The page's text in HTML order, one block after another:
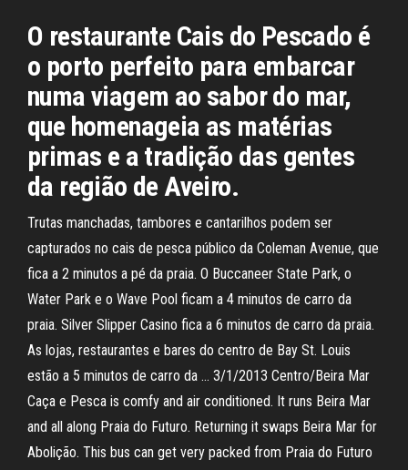
O restaurante Cais do Pescado é
o porto perfeito para embarcar
numa viagem ao sabor do mar,
que homenageia as matérias
primas e a tradição das gentes
da região de Aveiro.
Trutas manchadas, tambores e cantarilhos podem ser
capturados no cais de pesca público da Coleman Avenue, que
fica a 2 minutos a pé da praia. O Buccaneer State Park, o
Water Park e o Wave Pool ficam a 4 minutos de carro da
praia. Silver Slipper Casino fica a 6 minutos de carro da praia.
As lojas, restaurantes e bares do centro de Bay St. Louis
estão a 5 minutos de carro da … 3/1/2013 Centro/Beira Mar
Caça e Pesca is comfy and air conditioned. It runs Beira Mar
and all along Praia do Futuro. Returning it swaps Beira Mar for
Abolição. This bus can get very packed from Praia do Futuro